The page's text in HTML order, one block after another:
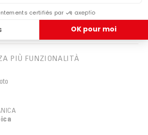
Commercio equo e solidale
PIÙ FUNZIONALITÀ